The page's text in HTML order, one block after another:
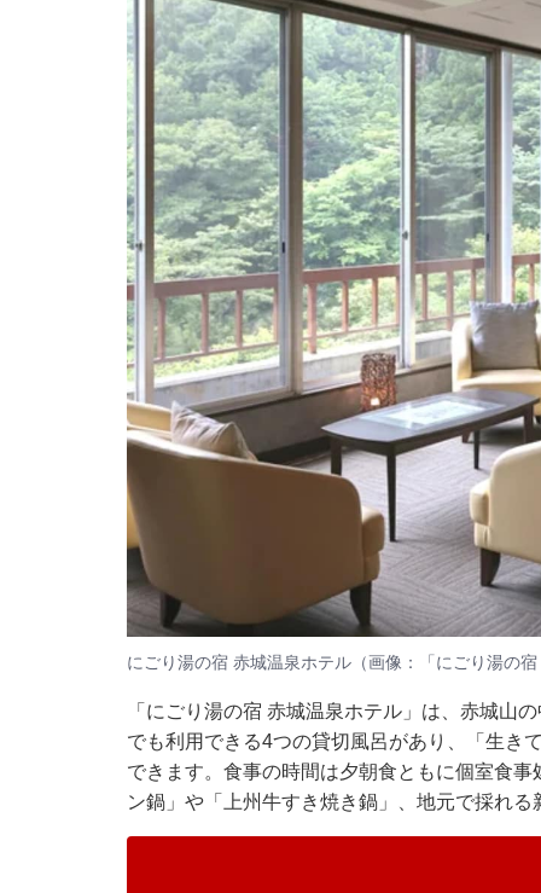
にごり湯の宿 赤城温泉ホテル（画像：「にごり湯の
「にごり湯の宿 赤城温泉ホテル」は、赤城山
でも利用できる4つの貸切風呂があり、「生き
できます。食事の時間は夕朝食ともに個室食
ン鍋」や「上州牛すき焼き鍋」、地元で採れ